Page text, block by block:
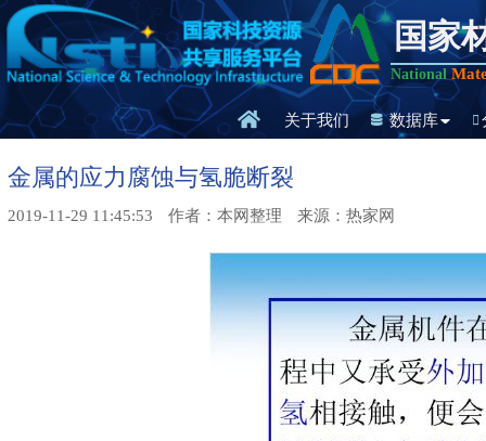
国家
National
关于我们 数据库
金属的应力腐蚀与氢脆断裂
2019-11-29 11:45:53 作者：本网整理 来源：热家网